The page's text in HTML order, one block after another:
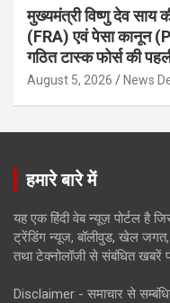
मुख्यमंत्री विष्णु देव साय
(FRA) एवं पेसा कानून
गठित टास्क फोर्स की
August 5, 2026 News
हमारे बारे में
यह एक हिंदी वेब न्यूज़ पोर्टल है
ट्रेंडिंग न्यूज, बॉलीवुड, खेल जगत,
तथा टेक्नोलॉजी से संबंधित खबरें
Disclaimer - समाचार से